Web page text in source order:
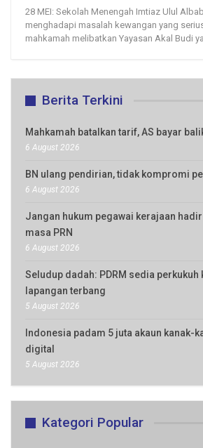
28 MEI: Sekolah Menengah Imtiaz Ulul
menghadapi masalah kewangan yang
mahkamah melibatkan Yayasan Akal Budi
Berita Terkini
Mahkamah batalkan tarif, AS bayar
6 August 2026
BN ulang pendirian, tidak kompromi
6 August 2026
Jangan hukum pegawai kerajaan
masa PRN
6 August 2026
Seludup dadah: PDRM sedia perkukuh
lapangan terbang
5 August 2026
Indonesia padam 5 juta akaun kanak-
digital
5 August 2026
Kategori Popular